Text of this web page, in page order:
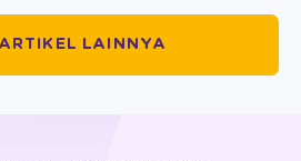
LAINNYA